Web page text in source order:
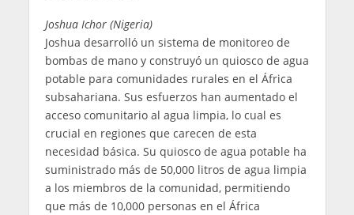
Joshua Ichor (Nigeria)
Joshua desarrolló un sistema de monitoreo de
bombas de mano y construyó un quiosco de agua
potable para comunidades rurales en el África
subsahariana. Sus esfuerzos han aumentado el
acceso comunitario al agua limpia, lo cual es
crucial en regiones que carecen de esta
necesidad básica. Su quiosco de agua potable ha
suministrado más de 50,000 litros de agua limpia
a los miembros de la comunidad, permitiendo
que más de 10,000 personas en el África